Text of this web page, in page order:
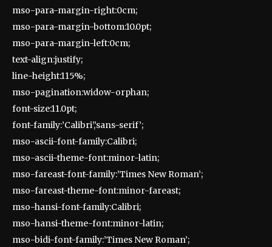
mso-para-margin-right:0cm;
mso-para-margin-bottom:10.0pt;
mso-para-margin-left:0cm;
text-align:justify;
line-height:115%;
mso-pagination:widow-orphan;
font-size:11.0pt;
font-family:’Calibri’,’sans-serif’;
mso-ascii-font-family:Calibri;
mso-ascii-theme-font:minor-latin;
mso-fareast-font-family:’Times New Roman’;
mso-fareast-theme-font:minor-fareast;
mso-hansi-font-family:Calibri;
mso-hansi-theme-font:minor-latin;
mso-bidi-font-family:’Times New Roman’;